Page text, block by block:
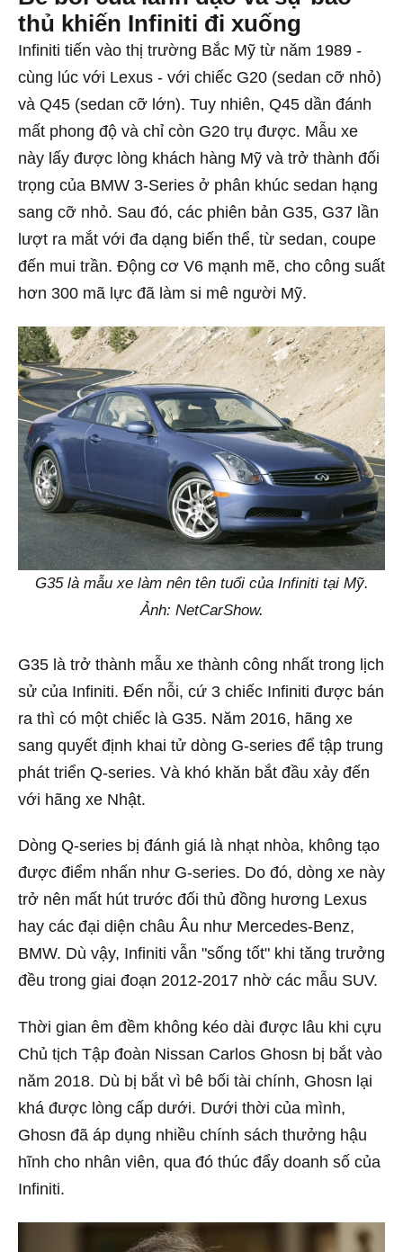
thủ khiến Infiniti đi xuống
Infiniti tiến vào thị trường Bắc Mỹ từ năm 1989 -
cùng lúc với Lexus - với chiếc G20 (sedan cỡ nhỏ)
và Q45 (sedan cỡ lớn). Tuy nhiên, Q45 dần đánh
mất phong độ và chỉ còn G20 trụ được. Mẫu xe
này lấy được lòng khách hàng Mỹ và trở thành đối
trọng của BMW 3-Series ở phân khúc sedan hạng
sang cỡ nhỏ. Sau đó, các phiên bản G35, G37 lần
lượt ra mắt với đa dạng biến thể, từ sedan, coupe
đến mui trần. Động cơ V6 mạnh mẽ, cho công suất
hơn 300 mã lực đã làm si mê người Mỹ.
G35 là mẫu xe làm nên tên tuổi của Infiniti tại Mỹ.
Ảnh: NetCarShow.
G35 là trở thành mẫu xe thành công nhất trong lịch
sử của Infiniti. Đến nỗi, cứ 3 chiếc Infiniti được bán
ra thì có một chiếc là G35. Năm 2016, hãng xe
sang quyết định khai tử dòng G-series để tập trung
phát triển Q-series. Và khó khăn bắt đầu xảy đến
với hãng xe Nhật.
Dòng Q-series bị đánh giá là nhạt nhòa, không tạo
được điểm nhấn như G-series. Do đó, dòng xe này
trở nên mất hút trước đối thủ đồng hương Lexus
hay các đại diện châu Âu như Mercedes-Benz,
BMW. Dù vậy, Infiniti vẫn "sống tốt" khi tăng trưởng
đều trong giai đoạn 2012-2017 nhờ các mẫu SUV.
Thời gian êm đềm không kéo dài được lâu khi cựu
Chủ tịch Tập đoàn Nissan Carlos Ghosn bị bắt vào
năm 2018. Dù bị bắt vì bê bối tài chính, Ghosn lại
khá được lòng cấp dưới. Dưới thời của mình,
Ghosn đã áp dụng nhiều chính sách thưởng hậu
hĩnh cho nhân viên, qua đó thúc đẩy doanh số của
Infiniti.